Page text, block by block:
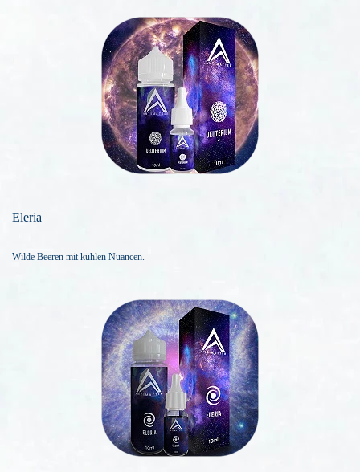
Eleria
Wilde Beeren mit kühlen Nuancen.